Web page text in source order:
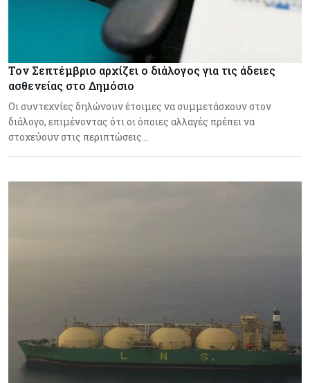
Τον Σεπτέμβριο αρχίζει ο διάλογος για τις άδειες
ασθενείας στο Δημόσιο
Οι συντεχνίες δηλώνουν έτοιμες να συμμετάσχουν στον
διάλογο, επιμένοντας ότι οι όποιες αλλαγές πρέπει να
στοχεύουν στις περιπτώσεις…